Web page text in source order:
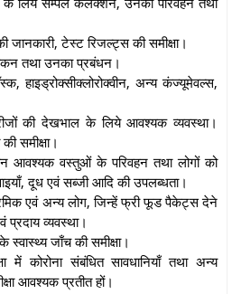
जानकारी, टेस्ट रिजल्ट्स की समीक्षा।
तथा उनका प्रबंधन।
हाइड्रोक्सीक्लोरोक्वीन, अन्य कंज्यूमेवल्स,
की देखभाल के लिये आवश्यक व्यवस्था।
समीक्षा।
आवश्यक वस्तुओं के परिवहन तथा लोगों को
दूध एवं सब्जी आदि की उपलब्धता।
एवं अन्य लोग, जिन्हें फ्री फूड पैकेट्स देने
व्यवस्था।
जाँच की समीक्षा।
में कोरोना संबंधित सावधानियाँ तथा अन्य
आवश्यक प्रतीत हों।